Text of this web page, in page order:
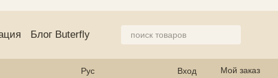
Блог Buterfly
Рус Вход Мой заказ